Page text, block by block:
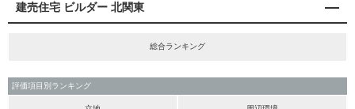
建売住宅 ビルダー 北関東
総合ランキング
評価項目別ランキング